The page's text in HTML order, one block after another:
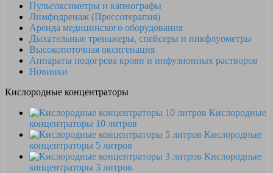
Пульсоксиметры и капнографы
Лимфодренаж (Прессотерапия)
Аренда медицинского оборудования
Дыхательные тренажеры, спейсеры и пикфлуометры
Высокопоточная оксигенация
Аппараты подогрева крови и инфузионных растворов
Новинки
Кислородные концентраторы
Кислородные
концентраторы 10 литров
Кислородные
концентраторы 5 литров
Кислородные
концентраторы 3 литров